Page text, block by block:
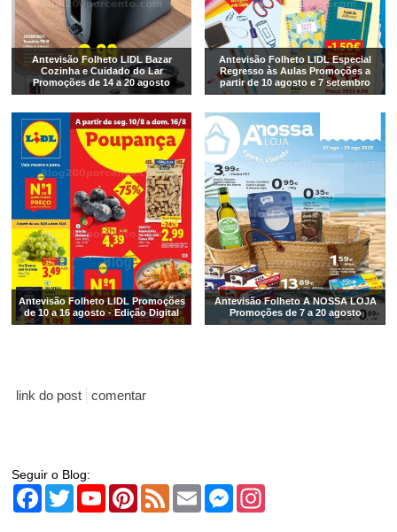
Antevisão Folheto LIDL Bazar
Cozinha e Cuidado do Lar
Promoções de 14 a 20 agosto
Antevisão Folheto LIDL Especial
Regresso às Aulas Promoções a
partir de 10 agosto e 7 setembro
Antevisão Folheto LIDL Promoções
de 10 a 16 agosto - Edição Digital
Antevisão Folheto A NOSSA LOJA
Promoções de 7 a 20 agosto
link do post comentar
Seguir o Blog:
Facebook
TwitterYouTubePinterest
Feed Email Messenger